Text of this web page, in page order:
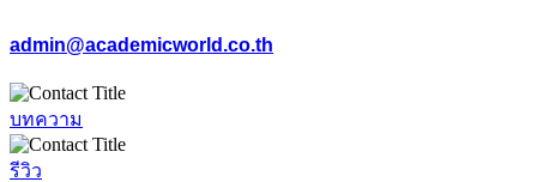
admin@academicworld.co.th
บทความ
รีวิว